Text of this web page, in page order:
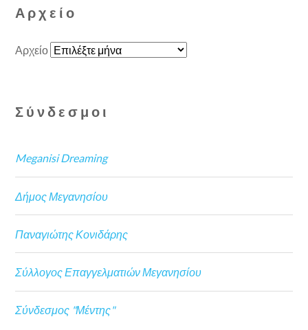
Αρχείο
Αρχείο
Σύνδεσμοι
Meganisi Dreaming
Δήμος Μεγανησίου
Παναγιώτης Κονιδάρης
Σύλλογος Επαγγελματιών Μεγανησίου
Σύνδεσμος "Μέντης"